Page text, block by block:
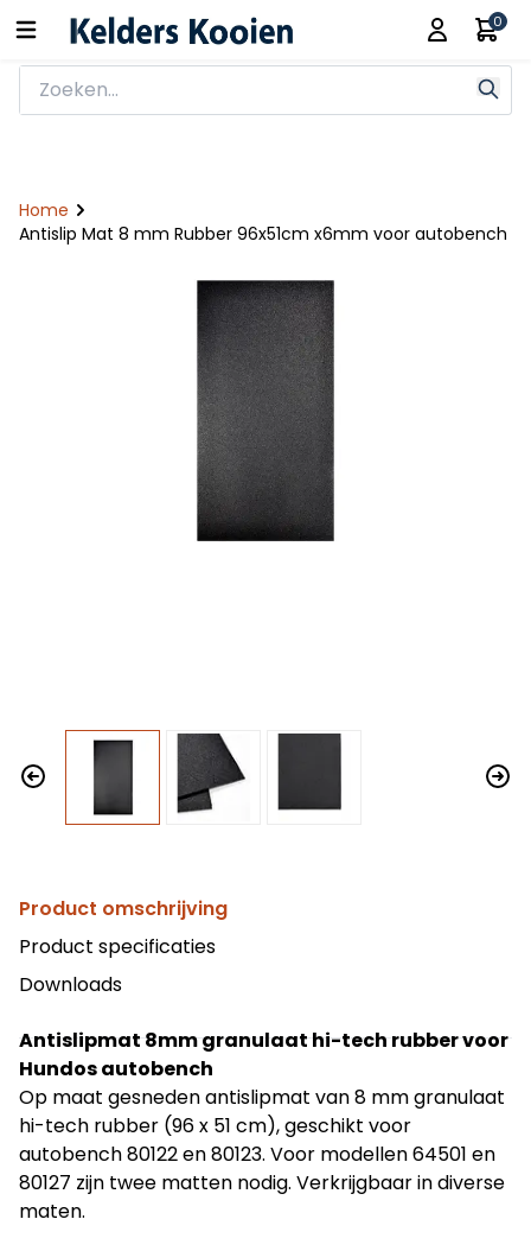
0
Home
Antislip Mat 8 mm Rubber 96x51cm x6mm voor autobench
Product omschrijving
Product specificaties
Downloads
Antislipmat 8mm granulaat hi-tech rubber voor
Hundos autobench
Op maat gesneden antislipmat van 8 mm granulaat
hi-tech rubber (96 x 51 cm), geschikt voor
autobench 80122 en 80123. Voor modellen 64501 en
80127 zijn twee matten nodig. Verkrijgbaar in diverse
maten.